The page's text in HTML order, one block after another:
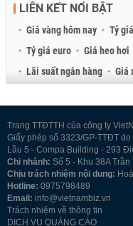
LIÊN KẾT NỔI BẬT
Giá vàng hôm nay Tỷ
Tỷ giá euro
Giá heo hơi
Lãi suất ngân hàng
Giá
Trang TTĐTTH của công ty
Giấy phép số 3323/GP-TTĐT
Lầu 5 - Compa Building - 293
Chi nhánh: Số 5 - Khu 38A
Chịu trách nhiệm nội dung:
Hotline: 0975798489
Email: info@vietnambiz.vn
Trách nhiệm về thông tin
DỊCH VỤ QUẢNG CÁO